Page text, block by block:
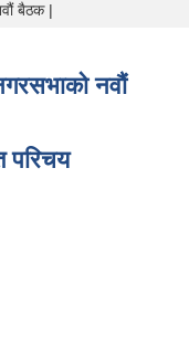
बैठक |
नवौं
परिचय